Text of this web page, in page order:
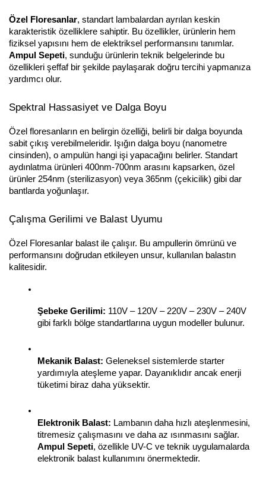
Özel Floresanlar, standart lambalardan ayrılan keskin
karakteristik özelliklere sahiptir. Bu özellikler, ürünlerin hem
Ampul Sepeti, sunduğu ürünlerin teknik belgelerinde bu
özellikleri şeffaf bir şekilde paylaşarak doğru tercihi yapmanıza
yardımcı olur.
Spektral Hassasiyet ve Dalga Boyu
Özel floresanların en belirgin özelliği, belirli bir dalga boyunda
sabit çıkış verebilmeleridir. Işığın dalga boyu (nanometre
cinsinden), o ampulün hangi işi yapacağını belirler. Standart
aydınlatma ürünleri 400nm-700nm arasını kapsarken, özel
ürünler 254nm (sterilizasyon) veya 365nm (çekicilik) gibi dar
bantlarda yoğunlaşır.
Çalışma Gerilimi ve Balast Uyumu
Özel Floresanlar balast ile çalışır. Bu ampullerin ömrünü ve
performansını doğrudan etkileyen unsur, kullanılan balastın
kalitesidir.
Şebeke Gerilimi: 110V – 120V – 220V – 230V – 240V
gibi farklı bölge standartlarına uygun modeller bulunur.
Mekanik Balast: Geleneksel sistemlerde starter
yardımıyla ateşleme yapar. Dayanıklıdır ancak enerji
tüketimi biraz daha yüksektir.
Elektronik Balast: Lambanın daha hızlı ateşlenmesini,
Ampul Sepeti, özellikle UV-C ve teknik uygulamalarda
elektronik balast kullanımını önermektedir.